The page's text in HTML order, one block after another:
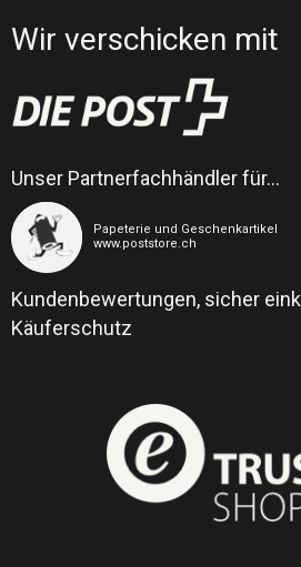
Wir verschicken mit
Unser Partnerfachhändler für…
Papeterie und Geschenkartikel
www.poststore.ch
Kundenbewertungen, sicher
Käuferschutz